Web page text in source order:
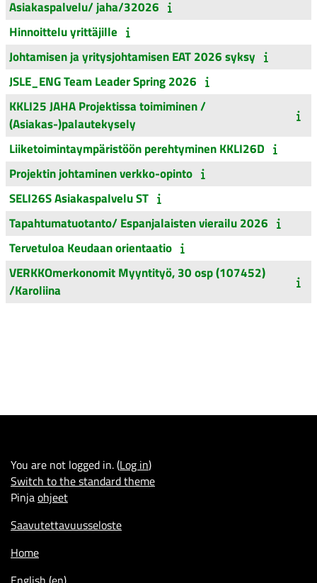
Asiakaspalvelu/ jaha/32026
Hinnoittelu yrittäjille
Johtamisen ja yritysjohtamisen EAT 2026 syksy
JSLE_ENG Team Leader Spring 2026
KKLI25 JAHA Projektissa toimiminen /
(Asiakas-)palautekysely
Liiketoimintaympäristöön perehtyminen KKLI26D
Projektin johtaminen verkko-opinto
SELI26S Asiakaspalvelu ST
Tapahtumatuotanto/ Espanjalaisten vierailu 2026
Tervetuloa Keudaan orientaatio
VERKKOmerkonomit Myyntityö, 30 osp (107452)
/Karoliina
You are not logged in. (Log in)
Switch to the standard theme
Pinjaohjeet
Saavutettavuusseloste
Home